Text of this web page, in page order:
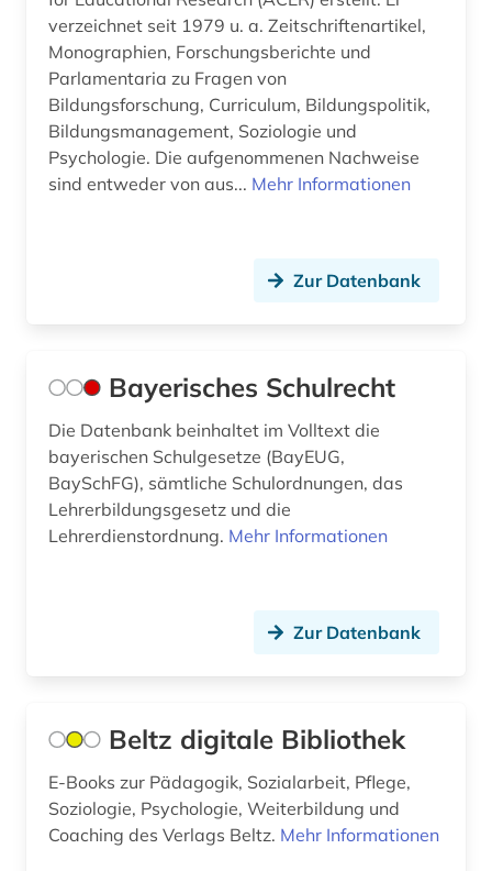
karriereratgeber (1)
kasuistik (1)
katalog (2)
kernlehrpläne (1)
kinderbuch (1)
kindergarten (2)
kinderhilfe (1)
kinderhilferecht (1)
kirchliche bildungsarbeit (1)
klassische studien (3)
kleinkinderziehung (1)
verzeichnet seit 1979 u. a. Zeitschriftenartikel,
Monographien, Forschungsberichte und
Parlamentaria zu Fragen von
Bildungsforschung, Curriculum, Bildungspolitik,
Bildungsmanagement, Soziologie und
Psychologie. Die aufgenommenen Nachweise
sind entweder von aus... Mehr Informationen
Zur Datenbank
Bayerisches Schulrecht
Die Datenbank beinhaltet im Volltext die
bayerischen Schulgesetze (BayEUG,
BaySchFG), sämtliche Schulordnungen, das
Lehrerbildungsgesetz und die
Lehrerdienstordnung. Mehr Informationen
Zur Datenbank
Beltz digitale Bibliothek
E-Books zur Pädagogik, Sozialarbeit, Pflege,
Soziologie, Psychologie, Weiterbildung und
Coaching des Verlags Beltz. Mehr Informationen